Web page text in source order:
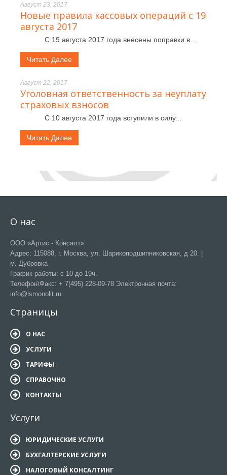
Август 23, 2017
Новые правила кассовых операций с 19
августа 2017
С 19 августа 2017 года внесены поправки в...
Читать Далее
Август 22, 2017
Уголовная ответственность за неуплату
страховых взносов
С 10 августа 2017 года вступили в силу...
Читать Далее
О нас
ООО «Артис - Консалт»
Адрес: 115088, г. Москва, ул. Шарикоподшипниковская, д 20. |
м. Дубровка
График работы: с 10 до 19ч.
Телефон\Факс: + 7(495) 228-09-78 Электронная почта:
info@lsmonolit.ru
Страницы
О НАС
УСЛУГИ
ТАРИФЫ
СПРАВОЧНО
КОНТАКТЫ
Услуги
ЮРИДИЧЕСКИЕ УСЛУГИ
БУХГАЛТЕРСКИЕ УСЛУГИ
НАЛОГОВЫЙ КОНСАЛТИНГ